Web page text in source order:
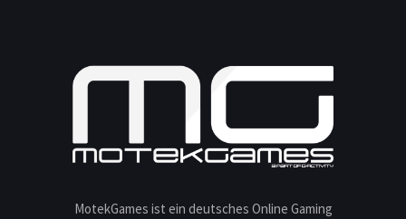
MotekGames ist ein deutsches Online Gaming